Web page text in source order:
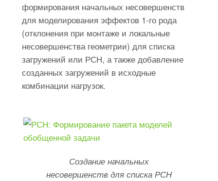
формирования начальных несовершенств
для моделирования эффектов 1-го рода
(отклонения при монтаже и локальные
несовершенства геометрии) для списка
загружений или РСН, а также добавление
созданных загружений в исходные
комбинации нагрузок.
Создание начальных
несовершенств для списка РСН